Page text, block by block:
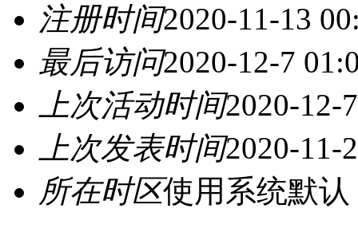
注册时间2020-11-13
最后访问2020-12-7
上次活动时间2020-12-
上次发表时间2020-11-
所在时区使用系统默认